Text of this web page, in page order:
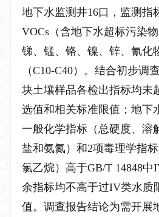
地下水监测井16口，监测指
VOCs（含地下水超标污染物
锑、锰、铬、镍、锌、氰化
（C10-C40）。结合初步调
块土壤样品各检出指标均未
选值和相关标准限值；地下
一般化学指标（总硬度、溶
盐和氨氮）和2项毒理学指
氯乙烷）高于GB/T 14848中
余指标均不高于过IV类水质
值。调查报告结论为需开展